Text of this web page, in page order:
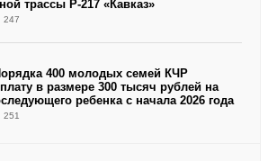
трассы Р-217 «Кавказ»
247
400 молодых семей КЧР
в размере 300 тысяч рублей на
ребенка с начала 2026 года
251